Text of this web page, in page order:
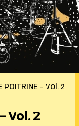
POITRINE – Vol. 2
Vol. 2